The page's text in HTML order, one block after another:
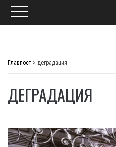
Главпост > деградация
ДЕГРАДАЦИЯ